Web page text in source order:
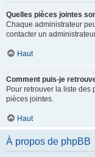
Quelles pièces jointes
Chaque administrateur
contacter un
Haut
Comment puis-je
Pour retrouver la liste des
pièces jointes.
Haut
À propos de phpBB